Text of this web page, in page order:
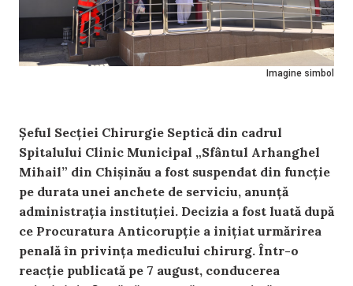
Imagine simbol
Șeful Secției Chirurgie Septică din cadrul
Spitalului Clinic Municipal „Sfântul Arhanghel
Mihail” din Chișinău a fost suspendat din funcție
pe durata unei anchete de serviciu, anunță
administrația instituției. Decizia a fost luată după
ce Procuratura Anticorupție a inițiat urmărirea
penală în privința medicului chirurg. Într-o
reacție publicată pe 7 august, conducerea